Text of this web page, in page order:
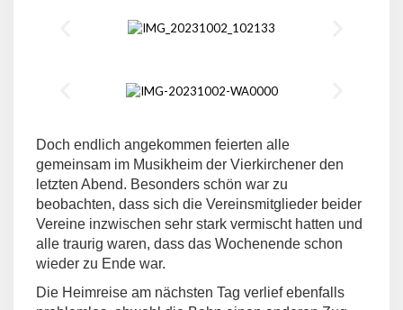
Doch endlich angekommen feierten alle
gemeinsam im Musikheim der Vierkirchener den
letzten Abend. Besonders schön war zu
beobachten, dass sich die Vereinsmitglieder beider
Vereine inzwischen sehr stark vermischt hatten und
alle traurig waren, dass das Wochenende schon
wieder zu Ende war.
Die Heimreise am nächsten Tag verlief ebenfalls